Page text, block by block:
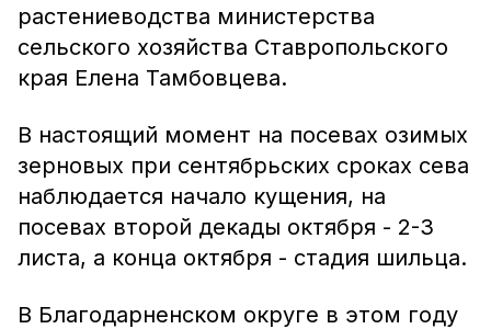
растениеводства министерства
сельского хозяйства Ставропольского
края Елена Тамбовцева.
В настоящий момент на посевах озимых
зерновых при сентябрьских сроках сева
наблюдается начало кущения, на
посевах второй декады октября - 2-3
листа, а конца октября - стадия шильца.
В Благодарненском округе в этом году